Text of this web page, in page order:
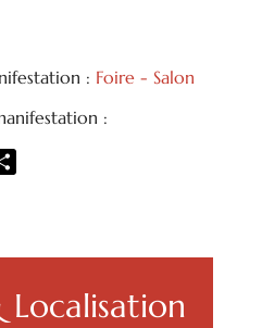
: Foire - Salon
: